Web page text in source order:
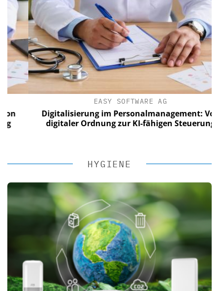
EASY SOFTWARE AG
Digitalisierung im Personalmanagement: Von
digitaler Ordnung zur KI-fähigen Steuerung
HYGIENE